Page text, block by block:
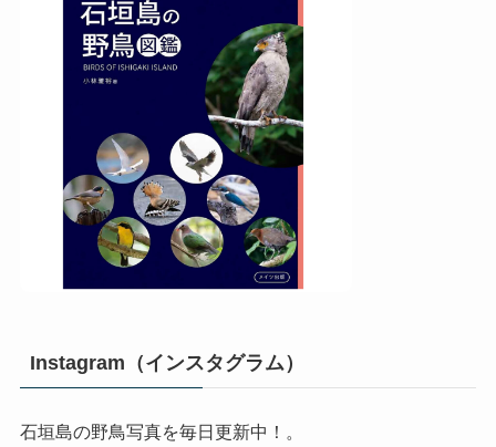
Instagram（インスタグラム）
石垣島の野鳥写真を毎日更新中！。